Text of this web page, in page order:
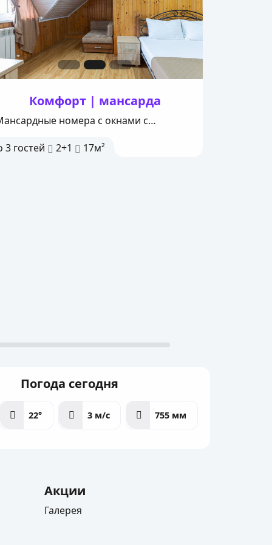
Комфорт | мансарда
номера с окнами с
3 гостей 2+1 17м²
Погода сегодня
22° 3 м/с 755 мм
Акции
Галерея